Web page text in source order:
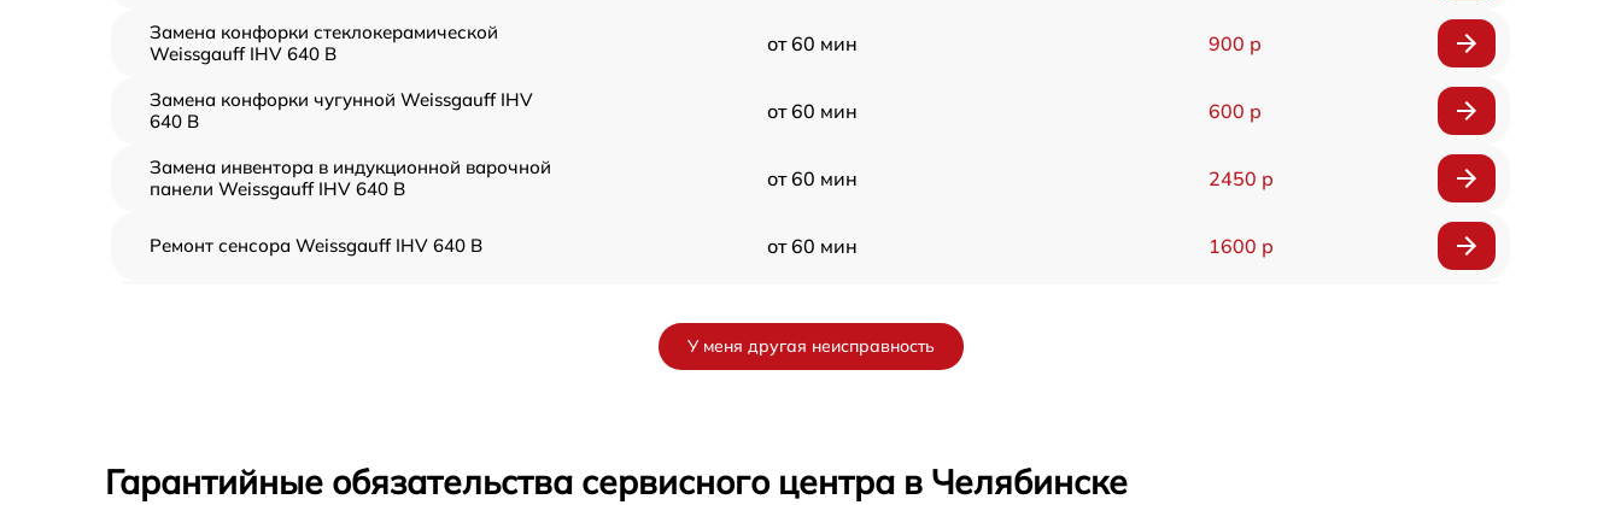
Замена конфорки стеклокерамической
Weissgauff IHV 640 B
от 60 мин 900 р
Замена конфорки чугунной Weissgauff IHV
640 B
от 60 мин 600 р
Замена инвентора в индукционной варочной
панели Weissgauff IHV 640 B
от 60 мин 2450 р
Ремонт сенсора Weissgauff IHV 640 B от 60 мин 1600 р
У меня другая неисправность
Гарантийные обязательства сервисного центра в Челябинске